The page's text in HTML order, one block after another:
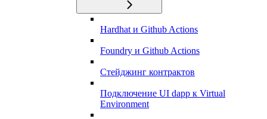
Hardhat и Github Actions
Foundry и Github Actions
Стейджинг контрактов
Подключение UI dapp к Virtual
Environment